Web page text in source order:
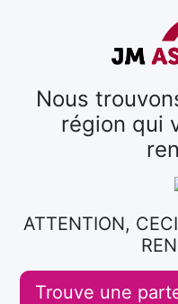
Nous
région qui
ATTENTION,
Trouve une